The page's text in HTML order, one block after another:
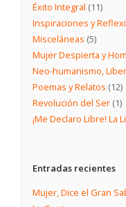
Éxito Integral (11)
Inspiraciones y
Misceláneas (5)
Mujer Despierta y
Neo-humanismo,
Poemas y Relatos (12)
Revolución del Ser(1)
¡Me Declaro Libre! La
Entradas recientes
Mujer, Dice el Gran